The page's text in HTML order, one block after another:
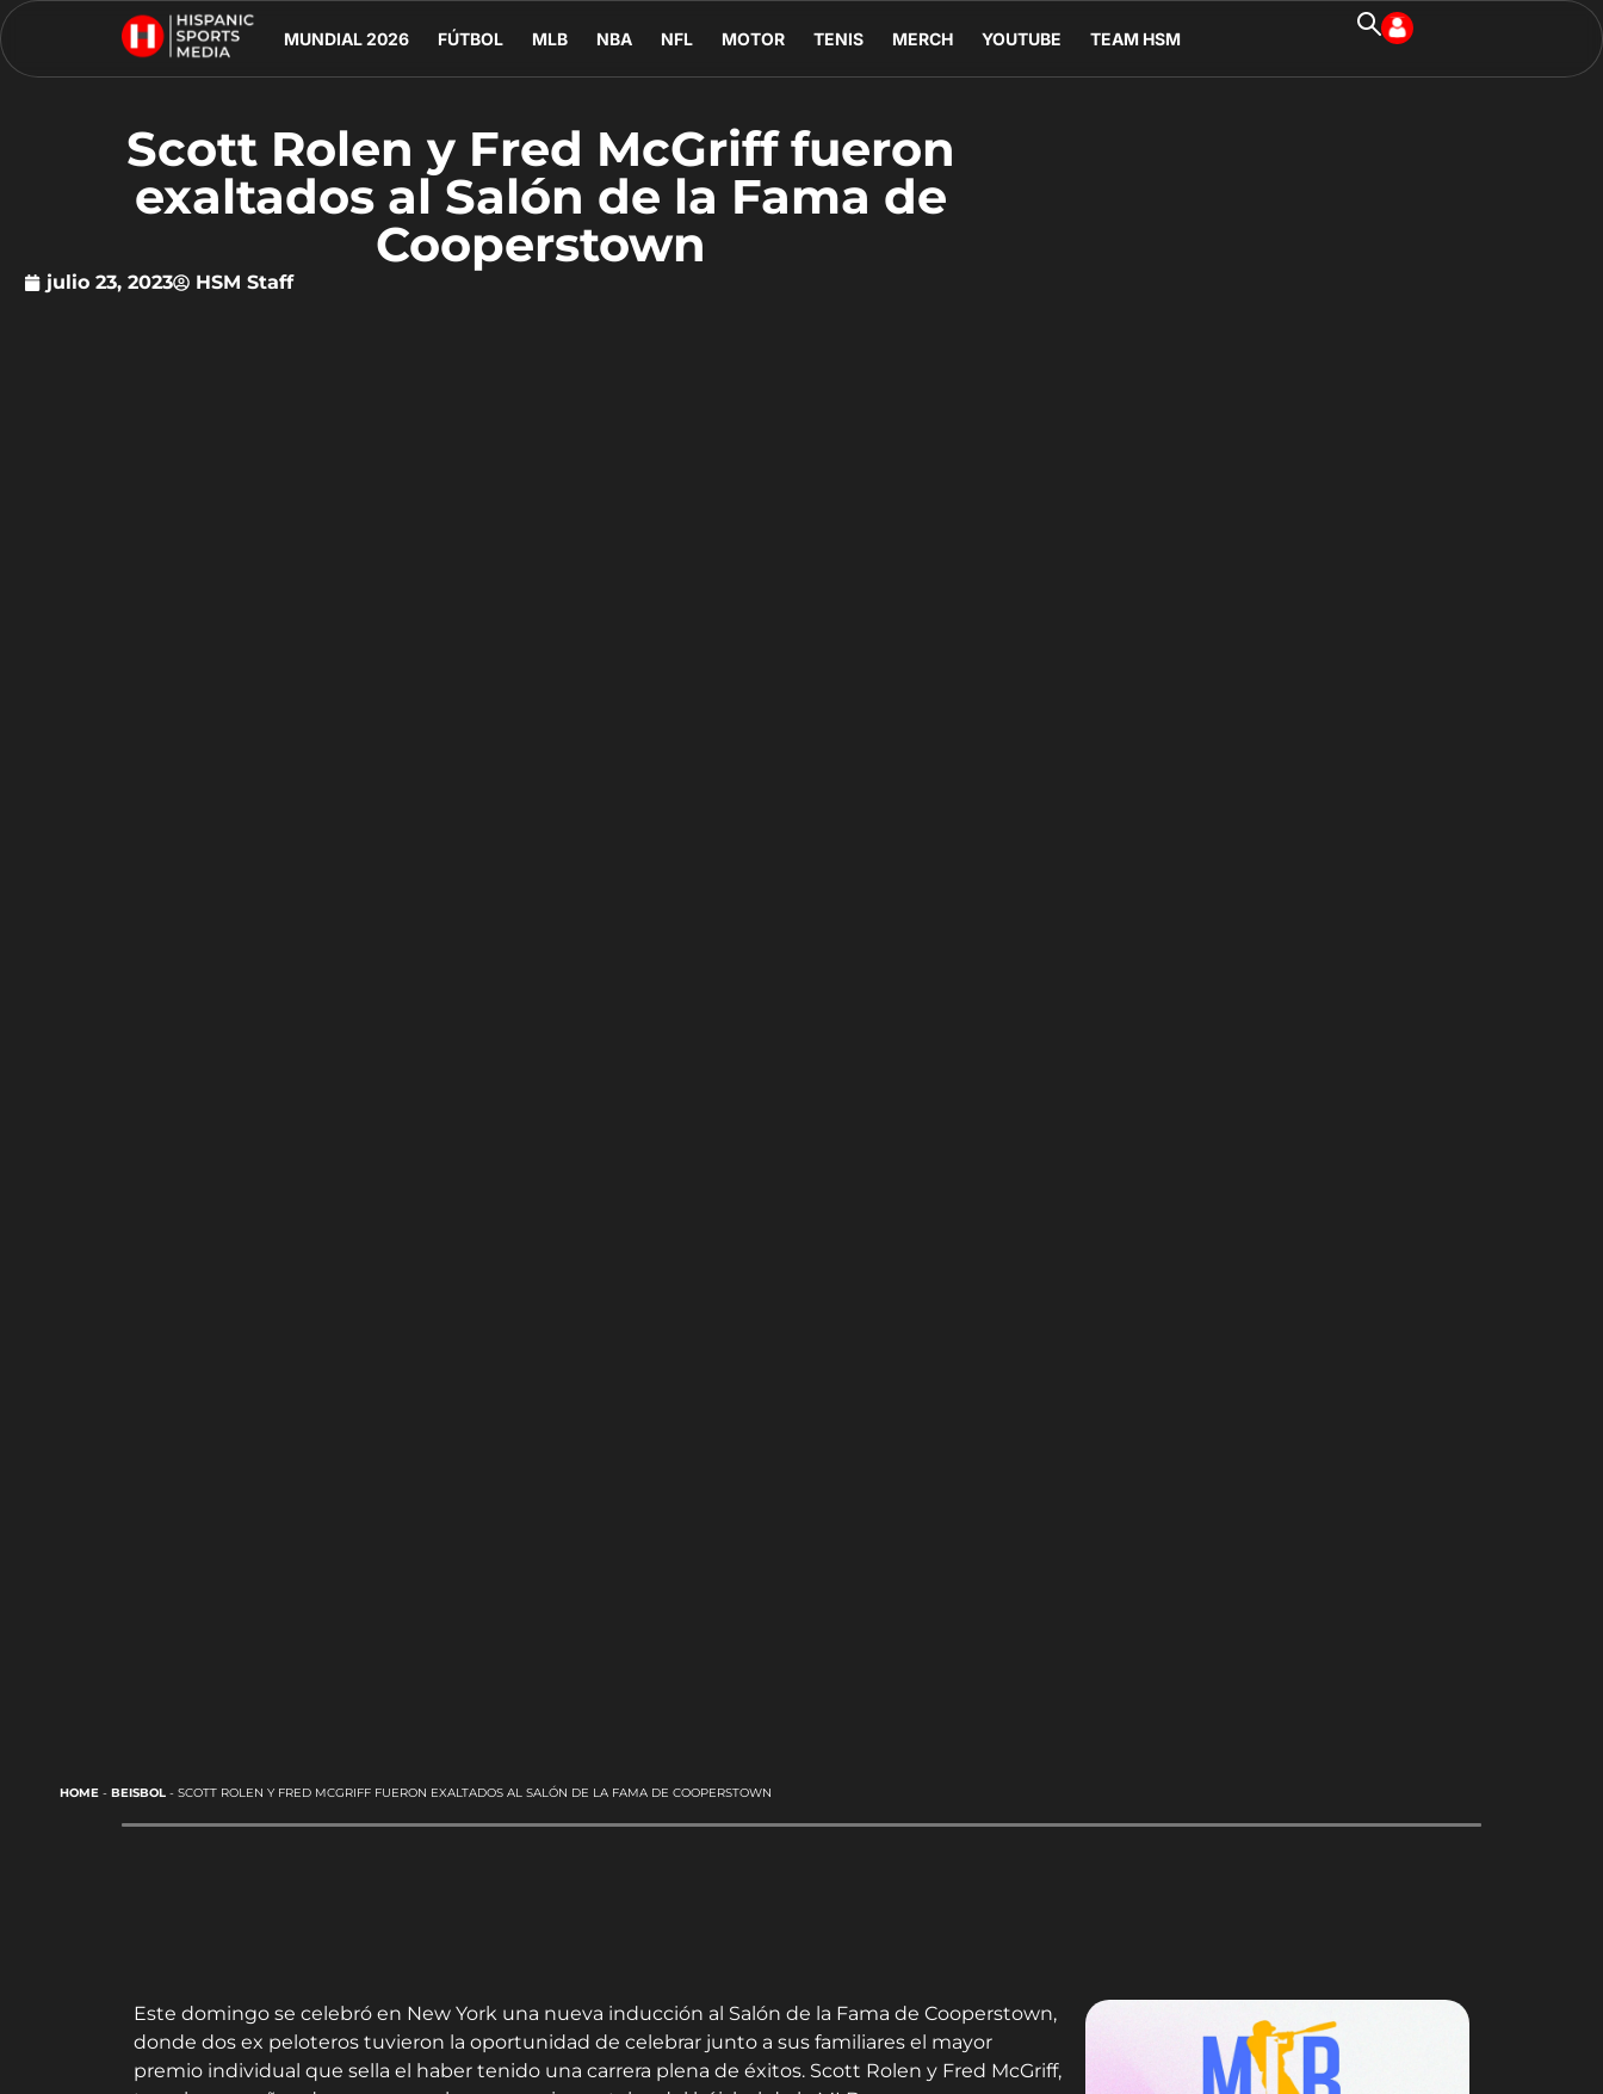
MUNDIAL 2026 FÚTBOL MLB NBA NFL MOTOR TENIS MERCH YOUTUBE TEAM HSM
Scott Rolen y Fred McGriff fueron
exaltados al Salón de la Fama de
Cooperstown
julio 23, 2023 HSM Staff
HOME- BEISBOL- SCOTT ROLEN Y FRED MCGRIFF FUERON EXALTADOS AL SALÓN DE LA FAMA DE COOPERSTOWN
Este domingo se celebró en New York una nueva inducción al Salón de la Fama de Cooperstown,
donde dos ex peloteros tuvieron la oportunidad de celebrar junto a sus familiares el mayor
premio individual que sella el haber tenido una carrera plena de éxitos. Scott Rolen y Fred McGriff,